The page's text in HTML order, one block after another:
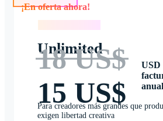
Unlimited
18 US$
15 US$
USD
Para creadores más grandes que
exigen libertad creativa